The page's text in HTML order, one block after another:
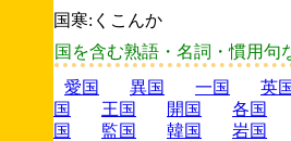
国寒:くこんか
国を含む熟語・名詞・慣用句
愛国
異国 一国 英
国
王国 開国 各国
国
監国 韓国 岩国